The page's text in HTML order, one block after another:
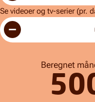
Se videoer og tv-serier (pr.
Beregnet